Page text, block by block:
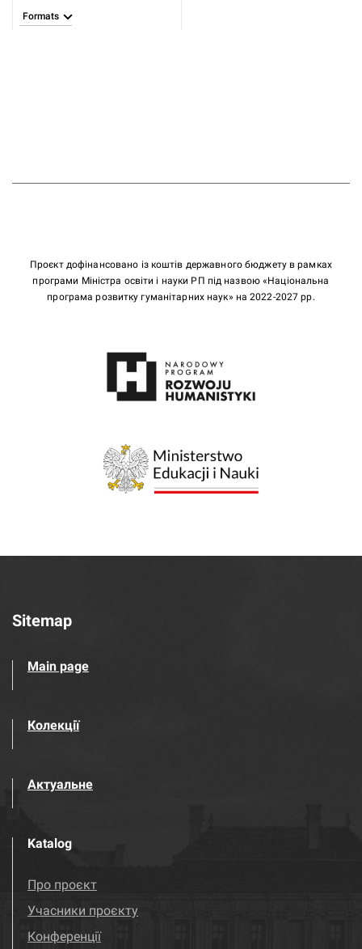
Formats
Проєкт дофінансовано із коштів державного бюджету в рамках
програми Міністра освіти і науки РП під назвою «Національна
програма розвитку гуманітарних наук» на 2022-2027 рр.
Sitemap
Main page
Колекції
Актуальне
Katalog
Про проєкт
Учасники проєкту
Конференції